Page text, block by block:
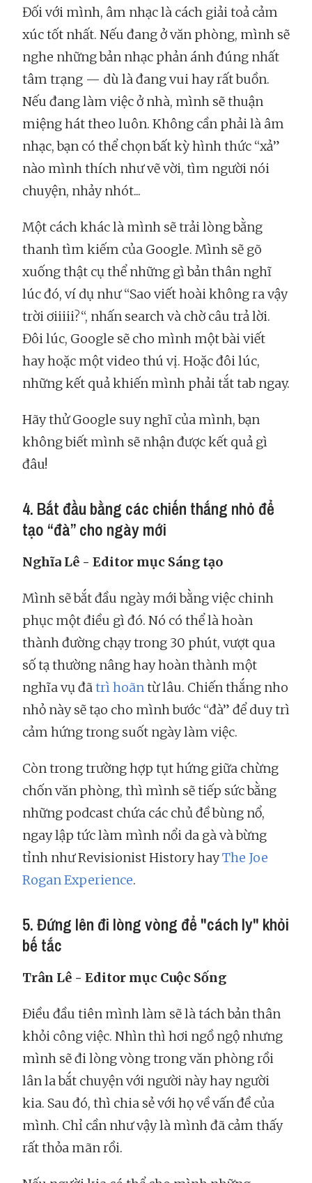
Đối với mình, âm nhạc là cách giải toả cảm
xúc tốt nhất. Nếu đang ở văn phòng, mình sẽ
nghe những bản nhạc phản ánh đúng nhất
tâm trạng — dù là đang vui hay rất buồn.
Nếu đang làm việc ở nhà, mình sẽ thuận
miệng hát theo luôn. Không cần phải là âm
nhạc, bạn có thể chọn bất kỳ hình thức “xả”
nào mình thích như vẽ vời, tìm người nói
chuyện, nhảy nhót...
Một cách khác là mình sẽ trải lòng bằng
thanh tìm kiếm của Google. Mình sẽ gõ
xuống thật cụ thể những gì bản thân nghĩ
lúc đó, ví dụ như “Sao viết hoài không ra vậy
trời ơiiiii?“, nhấn search và chờ câu trả lời.
Đôi lúc, Google sẽ cho mình một bài viết
hay hoặc một video thú vị. Hoặc đôi lúc,
những kết quả khiến mình phải tắt tab ngay.
Hãy thử Google suy nghĩ của mình, bạn
không biết mình sẽ nhận được kết quả gì
đâu!
4. Bắt đầu bằng các chiến thắng nhỏ để
tạo “đà” cho ngày mới
Nghĩa Lê - Editor mục Sáng tạo
Mình sẽ bắt đầu ngày mới bằng việc chinh
phục một điều gì đó. Nó có thể là hoàn
thành đường chạy trong 30 phút, vượt qua
số tạ thường nâng hay hoàn thành một
nghĩa vụ đãtrì hoãntừ lâu. Chiến thắng nho
nhỏ này sẽ tạo cho mình bước “đà” để duy trì
cảm hứng trong suốt ngày làm việc.
Còn trong trường hợp tụt hứng giữa chừng
chốn văn phòng, thì mình sẽ tiếp sức bằng
những podcast chứa các chủ đề bùng nổ,
ngay lập tức làm mình nổi da gà và bừng
tỉnh như Revisionist History hayThe Joe
Rogan Experience.
5. Đứng lên đi lòng vòng để "cách ly" khỏi
bế tắc
Trân Lê - Editor mục Cuộc Sống
Điều đầu tiên mình làm sẽ là tách bản thân
khỏi công việc. Nhìn thì hơi ngồ ngộ nhưng
mình sẽ đi lòng vòng trong văn phòng rồi
lân la bắt chuyện với người này hay người
kia. Sau đó, thì chia sẻ với họ về vấn đề của
mình. Chỉ cần như vậy là mình đã cảm thấy
rất thỏa mãn rồi.